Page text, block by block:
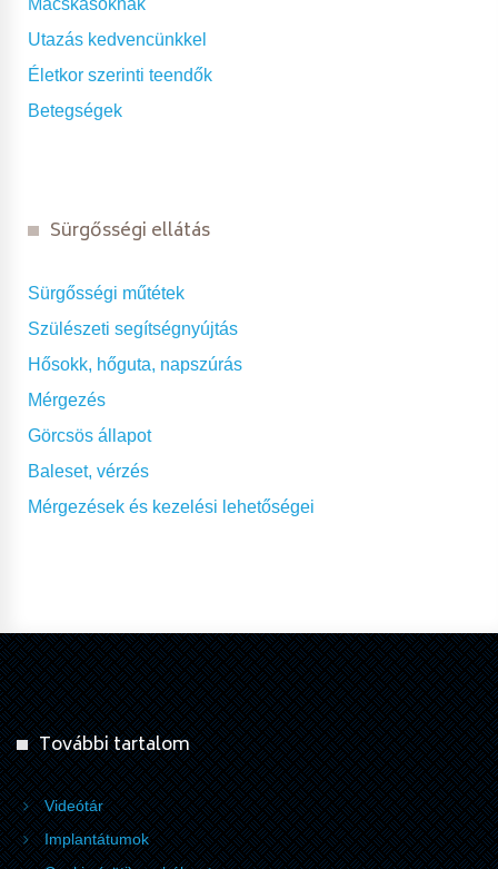
Utazás kedvencünkkel
Életkor szerinti teendők
Betegségek
Sürgősségi ellátás
Sürgősségi műtétek
Szülészeti segítségnyújtás
Hősokk, hőguta, napszúrás
Mérgezés
Görcsös állapot
Baleset, vérzés
Mérgezések és kezelési lehetőségei
További tartalom
Videótár
Implantátumok